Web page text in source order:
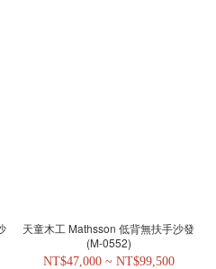
天童木工 Mathsson 低背無扶手沙發
(M-0552)
NT$47,000 ~ NT$99,500